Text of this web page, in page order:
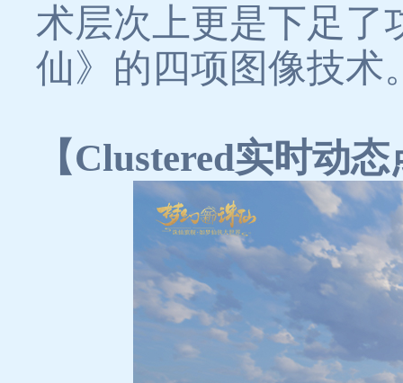
术层次上更是下足了
仙》的四项图像技术
【Clustered实时动